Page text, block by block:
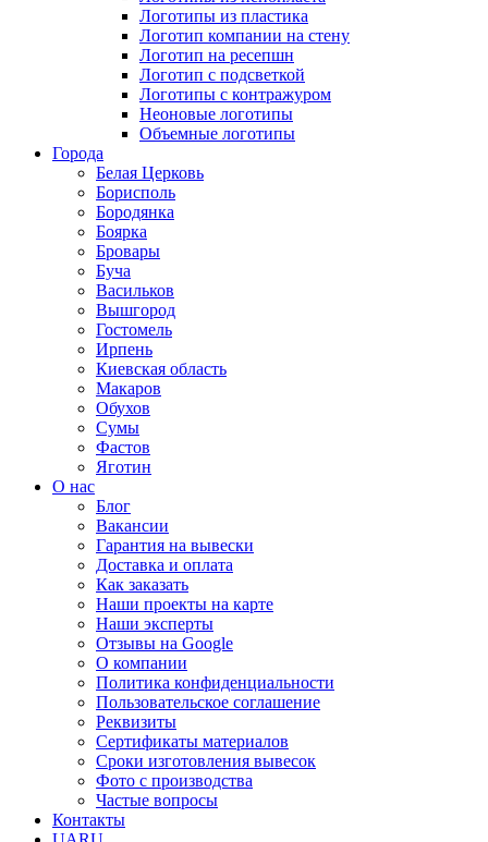
Логотипы из пластика
Логотип компании на стену
Логотип на ресепшн
Логотип с подсветкой
Логотипы с контражуром
Неоновые логотипы
Объемные логотипы
Города
Белая Церковь
Борисполь
Бородянка
Боярка
Бровары
Буча
Васильков
Вышгород
Гостомель
Ирпень
Киевская область
Макаров
Обухов
Сумы
Фастов
Яготин
О нас
Блог
Вакансии
Гарантия на вывески
Доставка и оплата
Как заказать
Наши проекты на карте
Наши эксперты
Отзывы на Google
О компании
Политика конфиденциальности
Пользовательское соглашение
Реквизиты
Сертификаты материалов
Сроки изготовления вывесок
Фото с производства
Частые вопросы
Контакты